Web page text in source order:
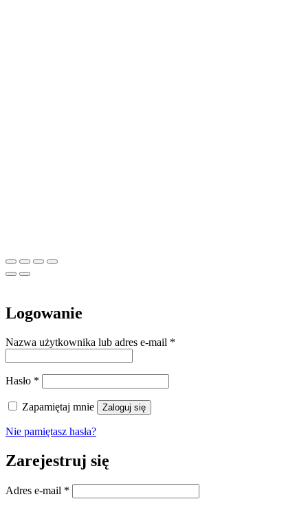
Logowanie
Nazwa użytkownika lub adres e-mail *
Hasło *
Zapamiętaj mnie Zaloguj się
Nie pamiętasz hasła?
Zarejestruj się
Adres e-mail *